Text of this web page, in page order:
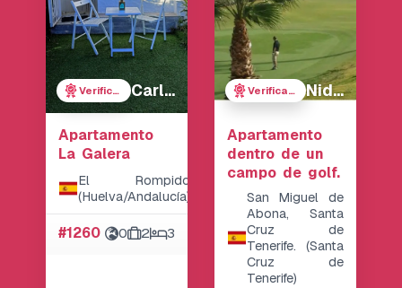
Verificada Carlos
Apartamento
La Galera
El Rompido
(Huelva/Andalucía)
#1260 0 2 3
Verificada Nidia
Apartamento
dentro de un
campo de golf.
San Miguel de
Abona, Santa
Cruz de
Tenerife. (Santa
Cruz de
Tenerife)